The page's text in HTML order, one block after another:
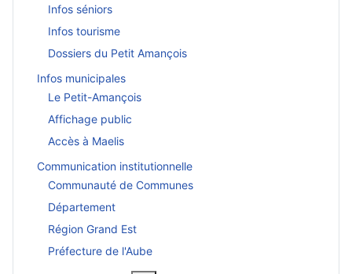
Infos séniors
Infos tourisme
Dossiers du Petit Amançois
Infos municipales
Le Petit-Amançois
Affichage public
Accès à Maelis
Communication institutionnelle
Communauté de Communes
Département
Région Grand Est
Préfecture de l'Aube